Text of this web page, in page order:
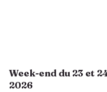
Week-end du 23 et
2026